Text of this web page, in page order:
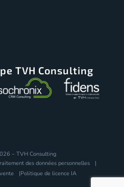
TVH Consulting
– TVH Consulting
des données personnelles
Politique de licence IA